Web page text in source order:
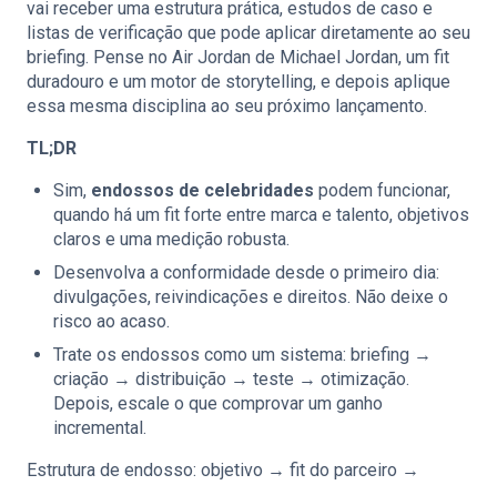
vai receber uma estrutura prática, estudos de caso e
listas de verificação que pode aplicar diretamente ao seu
briefing. Pense no Air Jordan de Michael Jordan, um fit
duradouro e um motor de storytelling, e depois aplique
essa mesma disciplina ao seu próximo lançamento.
TL;DR
Sim, endossos de celebridades podem funcionar,
quando há um fit forte entre marca e talento, objetivos
claros e uma medição robusta.
Desenvolva a conformidade desde o primeiro dia:
divulgações, reivindicações e direitos. Não deixe o
risco ao acaso.
Trate os endossos como um sistema: briefing →
criação → distribuição → teste → otimização.
Depois, escale o que comprovar um ganho
incremental.
Estrutura de endosso: objetivo → fit do parceiro →